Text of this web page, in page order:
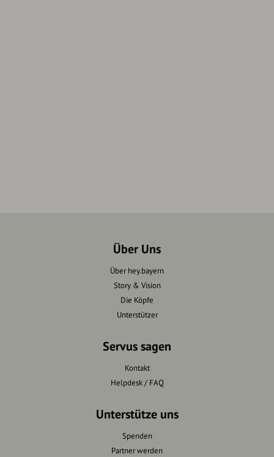
Über Uns
Über hey.bayern
Story & Vision
Die Köpfe
Unterstützer
Servus sagen
Kontakt
Helpdesk / FAQ
Unterstütze uns
Spenden
Partner werden